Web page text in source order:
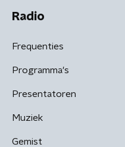
Radio
Frequenties
Programma's
Presentatoren
Muziek
Gemist